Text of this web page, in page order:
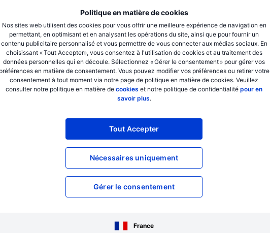
Politique en matière de cookies
Nos sites web utilisent des cookies pour vous offrir une meilleure expérience de navigation en
permettant, en optimisant et en analysant les opérations du site, ainsi que pour fournir un
contenu publicitaire personnalisé et vous permettre de vous connecter aux médias sociaux. En
choisissant « Tout Accepter», vous consentez à l'utilisation de cookies et au traitement des
données personnelles qui en découle. Sélectionnez « Gérer le consentement » pour gérer vos
préférences en matière de consentement. Vous pouvez modifier vos préférences ou retirer votre
consentement à tout moment via notre page de politique en matière de cookies. Veuillez
consulter notre politique en matière de cookies et notre politique de confidentialité pour en
savoir plus.
Tout Accepter
Nécessaires uniquement
Gérer le consentement
France
que Saxo puisse être rémunéré dans le cadre de ces
le but de fournir aux clients des informations utiles.